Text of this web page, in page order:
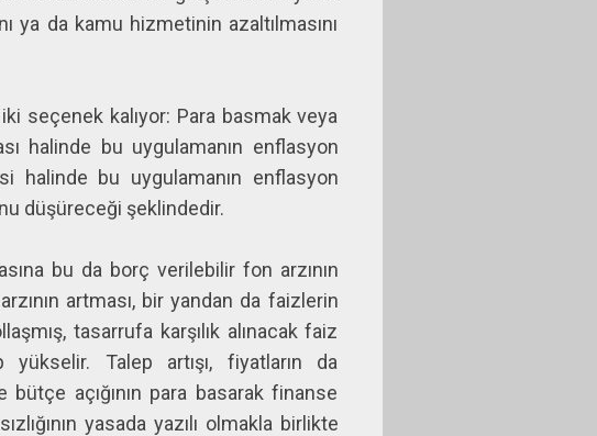
ya da kamu hizmetinin azaltılmasını
seçenek kalıyor: Para basmak veya
halinde bu uygulamanın enflasyon
halinde bu uygulamanın enflasyon
düşüreceği şeklindedir.
bu da borç verilebilir fon arzının
artması, bir yandan da faizlerin
tasarrufa karşılık alınacak faiz
Talep artışı, fiyatların da
açığının para basarak finanse
yasada yazılı olmakla birlikte